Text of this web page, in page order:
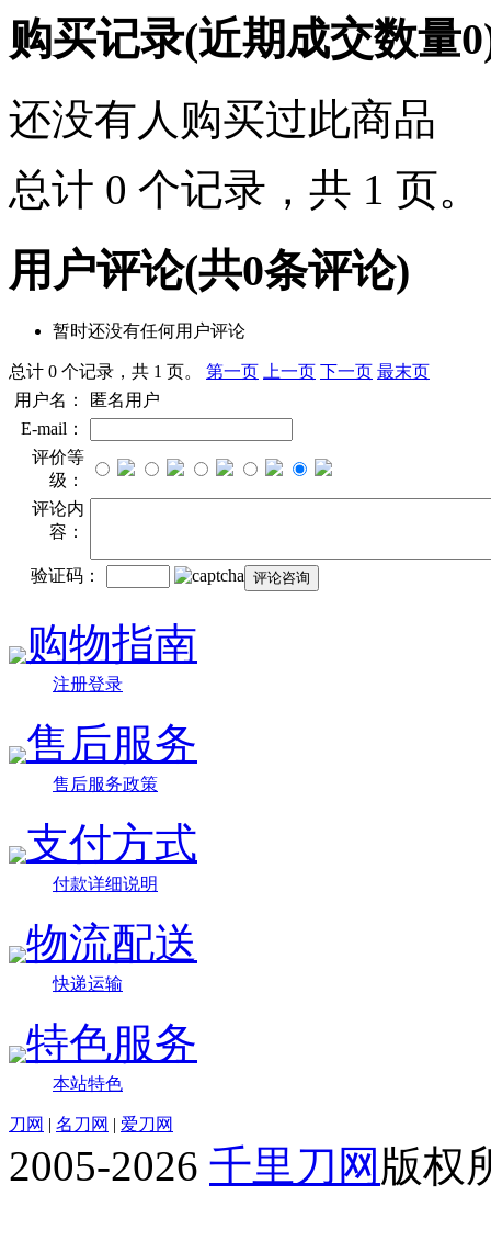
购买记录(近期成交数量0
还没有人购买过此商品
总计 0 个记录，共 1 页。
用户评论(共0条评论)
暂时还没有任何用户评论
总计 0 个记录，共 1 页。 第一页 上一页 下一页 最末页
用户名：
匿名用户
E-mail：
评价等
级：
评论内
容：
验证码：
购物指南
注册登录
售后服务
售后服务政策
支付方式
付款详细说明
物流配送
快递运输
特色服务
本站特色
刀网 | 名刀网 | 爱刀网
2005-2026 千里刀网 版权